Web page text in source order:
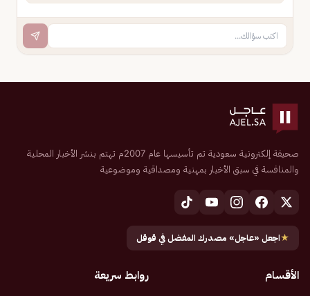
صحيفة إلكترونية سعودية تم تأسيسها عام 2007م تهتم بنشر الأخبار المحلية
والمنافسة في سبق الأخبار بمهنية ومصداقية وموضوعية
★اجعل «عاجل» مصدرك المفضل في قوقل
الأقسام روابط سريعة